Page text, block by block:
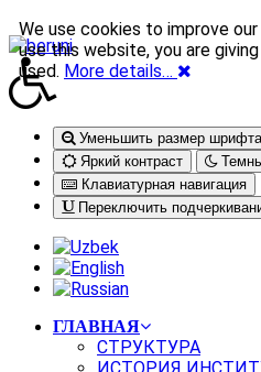
Уменьшить размер шрифта
Яркий контраст
Клавиатурная навигация
Переключить
ГЛАВНАЯ
СТРУКТУРА
We use cookies to improve
use this website, you are
used. More details…